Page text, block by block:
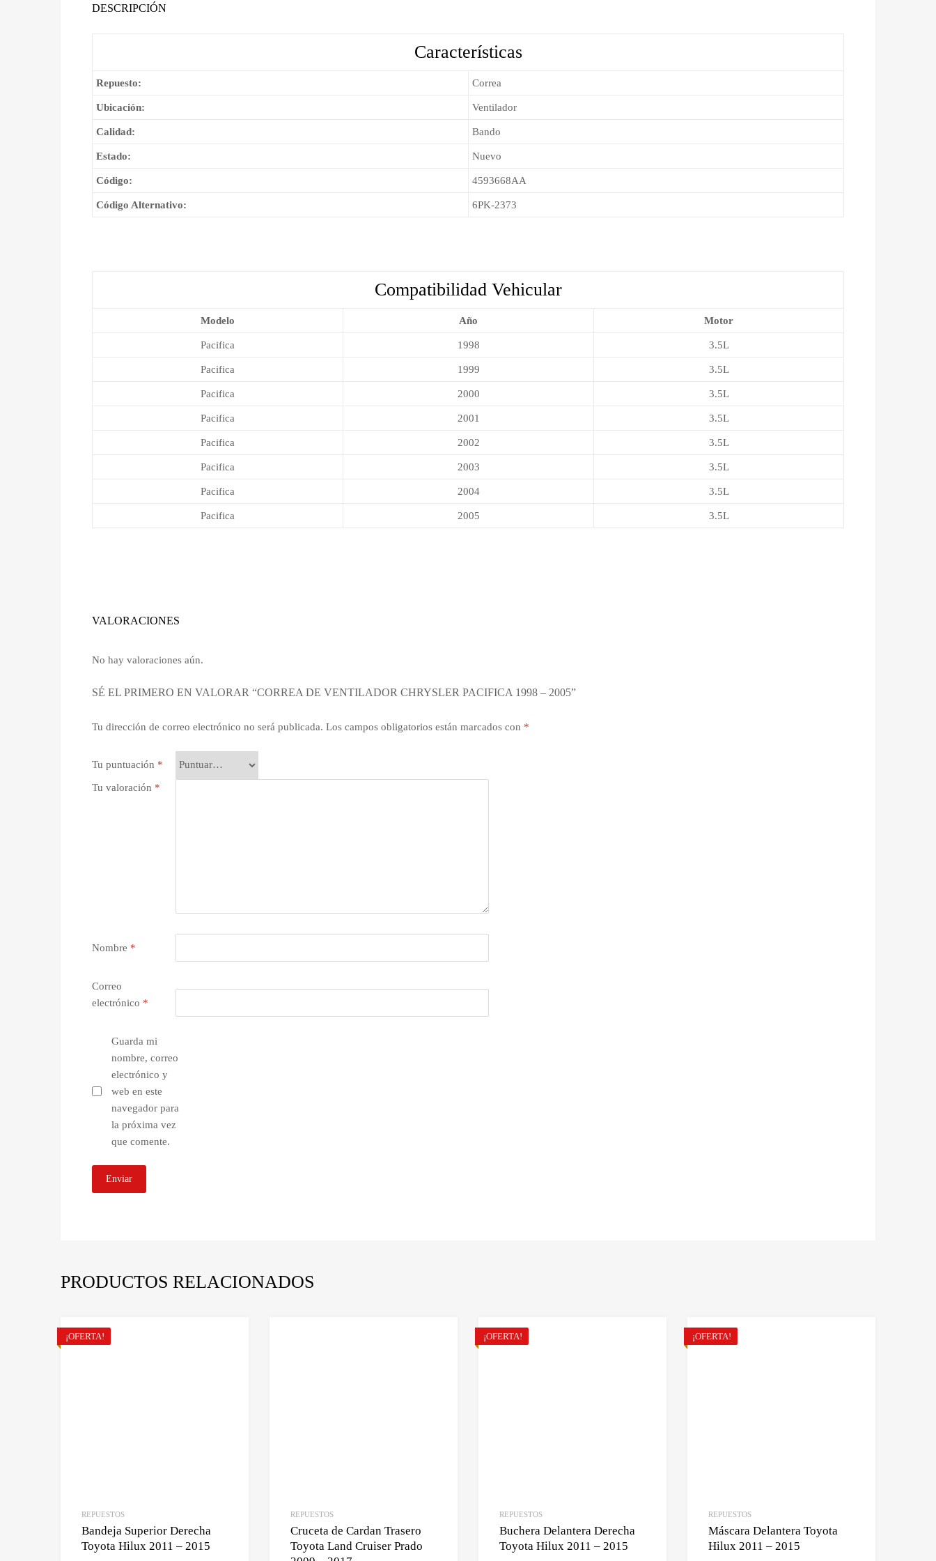
DESCRIPCIÓN
Características
Repuesto: Correa
Ubicación: Ventilador
Calidad: Bando
Estado: Nuevo
Código: 4593668AA
Código Alternativo: 6PK-2373
Compatibilidad Vehicular
Modelo Año Motor
Pacifica 1998 3.5L
Pacifica 1999 3.5L
Pacifica 2000 3.5L
Pacifica 2001 3.5L
Pacifica 2002 3.5L
Pacifica 2003 3.5L
Pacifica 2004 3.5L
Pacifica 2005 3.5L
VALORACIONES
No hay valoraciones aún.
SÉ EL PRIMERO EN VALORAR “CORREA DE VENTILADOR CHRYSLER PACIFICA 1998 – 2005”
Tu dirección de correo electrónico no será publicada. Los campos obligatorios están marcados con *
Tu puntuación *
Tu valoración *
Nombre *
Correo
electrónico *
Guarda mi
nombre, correo
electrónico y
web en este
navegador para
la próxima vez
que comente.
PRODUCTOS RELACIONADOS
¡OFERTA!
REPUESTOS
Bandeja Superior Derecha
Toyota Hilux 2011 – 2015
REPUESTOS
Cruceta de Cardan Trasero
Toyota Land Cruiser Prado
¡OFERTA!
REPUESTOS
Buchera Delantera Derecha
Toyota Hilux 2011 – 2015
¡OFERTA!
REPUESTOS
Máscara Delantera Toyota
Hilux 2011 – 2015